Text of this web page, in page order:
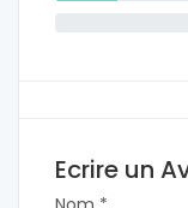
Ecrire un